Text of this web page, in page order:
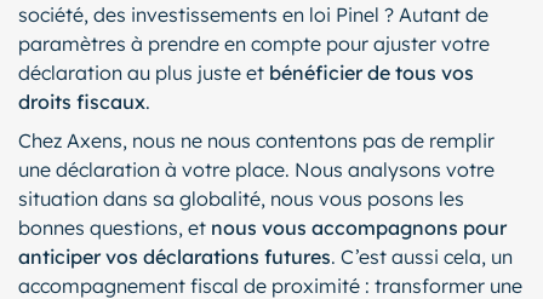
société, des investissements en loi Pinel ? Autant de
paramètres à prendre en compte pour ajuster votre
déclaration au plus juste et bénéficier de tous vos
droits fiscaux.
Chez Axens, nous ne nous contentons pas de remplir
une déclaration à votre place. Nous analysons votre
situation dans sa globalité, nous vous posons les
bonnes questions, et nous vous accompagnons pour
anticiper vos déclarations futures. C’est aussi cela, un
accompagnement fiscal de proximité : transformer une